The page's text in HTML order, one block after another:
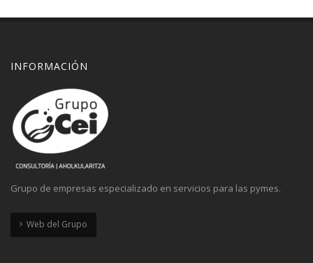
INFORMACIÓN
Grupo de empresas especializado en servicios para las pymes.
Web del Grupo